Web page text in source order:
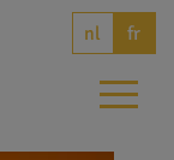
nl fr